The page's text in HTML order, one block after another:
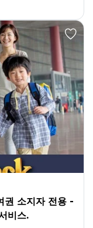
권 소지자 전용 -
비스.